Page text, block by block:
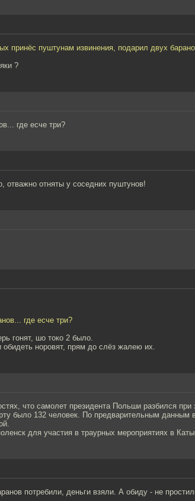
принёс пуштунам извинения, подарил двух
?
где есче три?
отважно отняты у соседних пуштунов!
где есче три?
гонят, шо токо 2 было.
обидеть норовят, прям до слёз жалею их.
что самолет президента Польши разбился при
было 132 человек. По предварительным данным
для участия в траурных мероприятиях в
потребили, деньги взяли. А обиду - не